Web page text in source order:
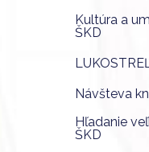
Kultúra a
ŠKD
Návšteva
Hľadanie
ŠKD